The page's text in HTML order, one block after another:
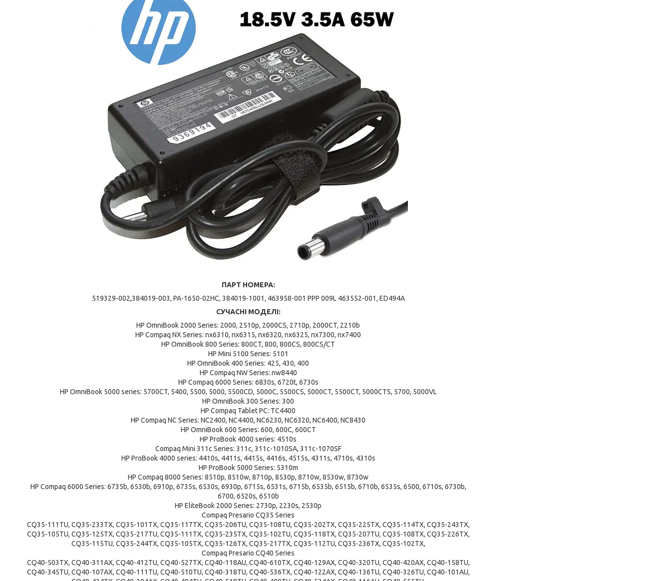
ПАРТ НОМЕРА:
519329-002,384019-003, PA-1650-02HC, 384019-1001, 463958-001 PPP 009L 463552-001, ED494A
СУЧАСНІ МОДЕЛІ:
HP OmniBook 2000 Series: 2000, 2510p, 2000CS, 2710p, 2000CT, 2210b
HP Compaq NX Series: nx6310, nx6315, nx6320, nx6325, nx7300, nx7400
HP OmniBook 800 Series: 800CT, 800, 800CS, 800CS/CT
HP Mini 5100 Series: 5101
HP OmniBook 400 Series: 425, 430, 400
HP Compaq NW Series: nw8440
HP Compaq 6000 Series: 6830s, 6720t, 6730s
HP OmniBook 5000 series: 5700CT, 5400, 5500, 5000, 5500CD, 5000C, 5500CS, 5000CT, 5500CT, 5000CTS, 5700, 5000VL
HP OmniBook 300 Series: 300
HP Compaq Tablet PC: TC4400
HP Compaq NC Series: NC2400, NC4400, NC6230, NC6320, NC6400, NC8430
HP OmniBook 600 Series: 600, 600C, 600CT
HP ProBook 4000 series: 4510s
Compaq Mini 311c Series: 311c, 311c-1010SA, 311c-1070SF
HP ProBook 4000 series: 4410s, 4411s, 4415s, 4416s, 4515s, 4311s, 4710s, 4310s
HP ProBook 5000 Series: 5310m
HP Compaq 8000 Series: 8510p, 8510w, 8710p, 8530p, 8710w, 8530w, 8730w
HP Compaq 6000 Series: 6735b, 6530b, 6910p, 6735s, 6530s, 6930p, 6715s, 6531s, 6715b, 6535b, 6515b, 6710b, 6535s, 6500, 6710s, 6730b,
6700, 6520s, 6510b
HP EliteBook 2000 Series: 2730p, 2230s, 2530p
Compaq Presario CQ35 Series
CQ35-111TU, CQ35-233TX, CQ35-101TX, CQ35-117TX, CQ35-206TU, CQ35-108TU, CQ35-202TX, CQ35-225TX, CQ35-114TX, CQ35-243TX,
CQ35-105TU, CQ35-125TX, CQ35-217TU, CQ35-111TX, CQ35-235TX, CQ35-102TU, CQ35-118TX, CQ35-207TU, CQ35-108TX, CQ35-226TX,
CQ35-115TU, CQ35-244TX, CQ35-105TX, CQ35-126TX, CQ35-217TX, CQ35-112TU, CQ35-236TX, CQ35-102TX,
Compaq Presario CQ40 Series
CQ40-503TX, CQ40-311AX, CQ40-412TU, CQ40-527TX, CQ40-118AU, CQ40-610TX, CQ40-129AX, CQ40-320TU, CQ40-420AX, CQ40-158TU,
CQ40-345TU, CQ40-107AX, CQ40-111TU, CQ40-510TU, CQ40-318TU, CQ40-536TX, CQ40-122AX, CQ40-136TU, CQ40-326TU, CQ40-101AU,